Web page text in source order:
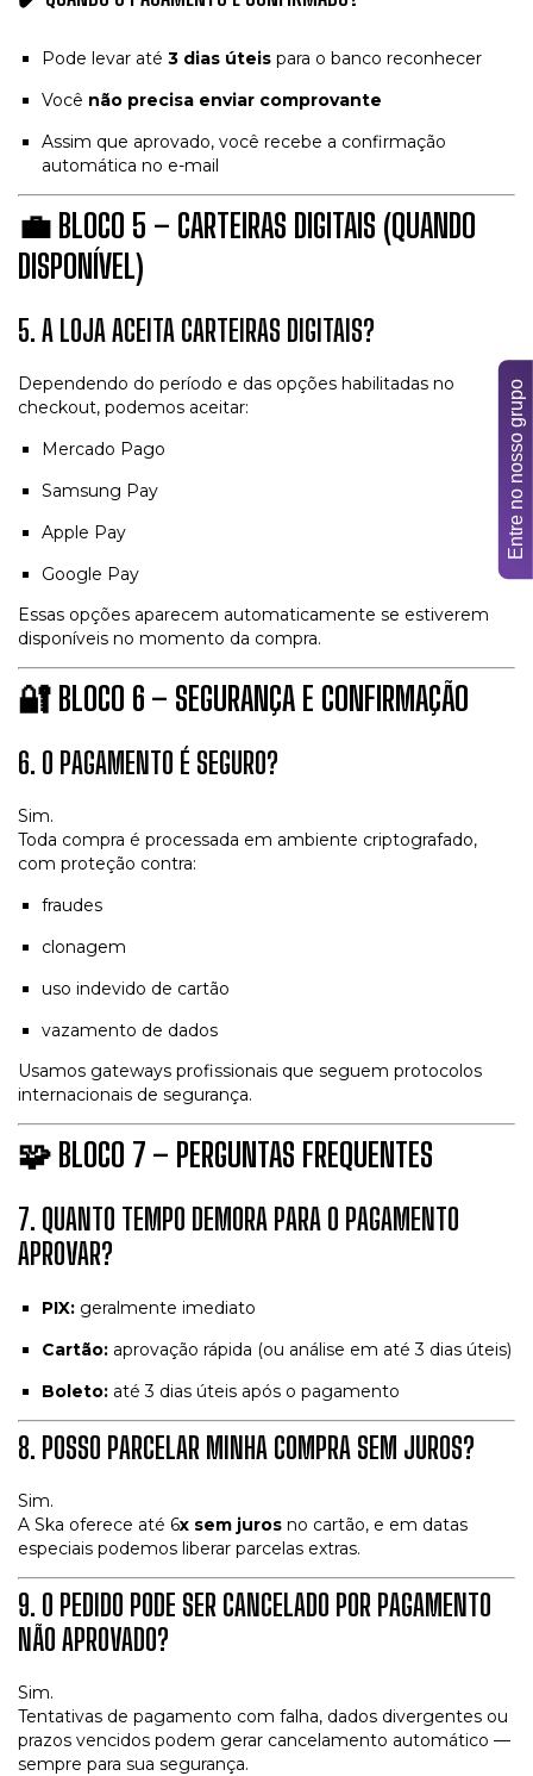
Pode levar até 3 dias úteis para o banco reconhecer
Você não precisa enviar comprovante
Assim que aprovado, você recebe a confirmação
automática no e-mail
💼 BLOCO 5 – CARTEIRAS DIGITAIS (QUANDO
DISPONÍVEL)
5. A LOJA ACEITA CARTEIRAS DIGITAIS?
Dependendo do período e das opções habilitadas no
checkout, podemos aceitar:
Mercado Pago
Samsung Pay
Apple Pay
Google Pay
Essas opções aparecem automaticamente se estiverem
disponíveis no momento da compra.
🔐 BLOCO 6 – SEGURANÇA E CONFIRMAÇÃO
6. O PAGAMENTO É SEGURO?
Sim.
Toda compra é processada em ambiente criptografado,
com proteção contra:
fraudes
clonagem
uso indevido de cartão
vazamento de dados
Usamos gateways profissionais que seguem protocolos
internacionais de segurança.
🧩 BLOCO 7 – PERGUNTAS FREQUENTES
7. QUANTO TEMPO DEMORA PARA O PAGAMENTO
APROVAR?
PIX: geralmente imediato
Cartão: aprovação rápida (ou análise em até 3 dias úteis)
Boleto: até 3 dias úteis após o pagamento
8. POSSO PARCELAR MINHA COMPRA SEM JUROS?
Sim.
A Ska oferece até 6x sem juros no cartão, e em datas
especiais podemos liberar parcelas extras.
9. O PEDIDO PODE SER CANCELADO POR PAGAMENTO
NÃO APROVADO?
Sim.
Tentativas de pagamento com falha, dados divergentes ou
prazos vencidos podem gerar cancelamento automático —
sempre para sua segurança.
Entre no nosso grupo